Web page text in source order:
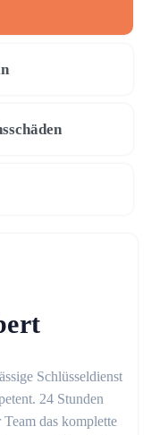
Schlüsseldienst
24 Stunden
das komplette